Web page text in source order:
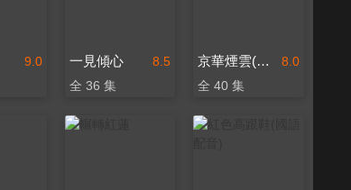
9.0 8.5
一見傾心
全 36 集
8.0
京華煙雲(1988年版)
全 40 集